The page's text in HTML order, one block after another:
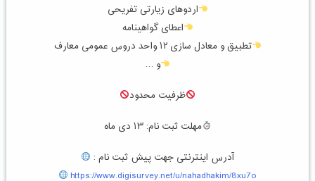
اردوهای زیارتی تفریحی
اعطای گواهینامه
تطبیق و معادل سازی ۱۲ واحد دروس عمومی معارف
و …
ظرفیت محدود
مهلت ثبت نام: ۱۳ دی ماه
آدرس اینترنتی جهت پیش ثبت نام :
https://www.digisurvey.net/u/nahadhakim/8xu7o